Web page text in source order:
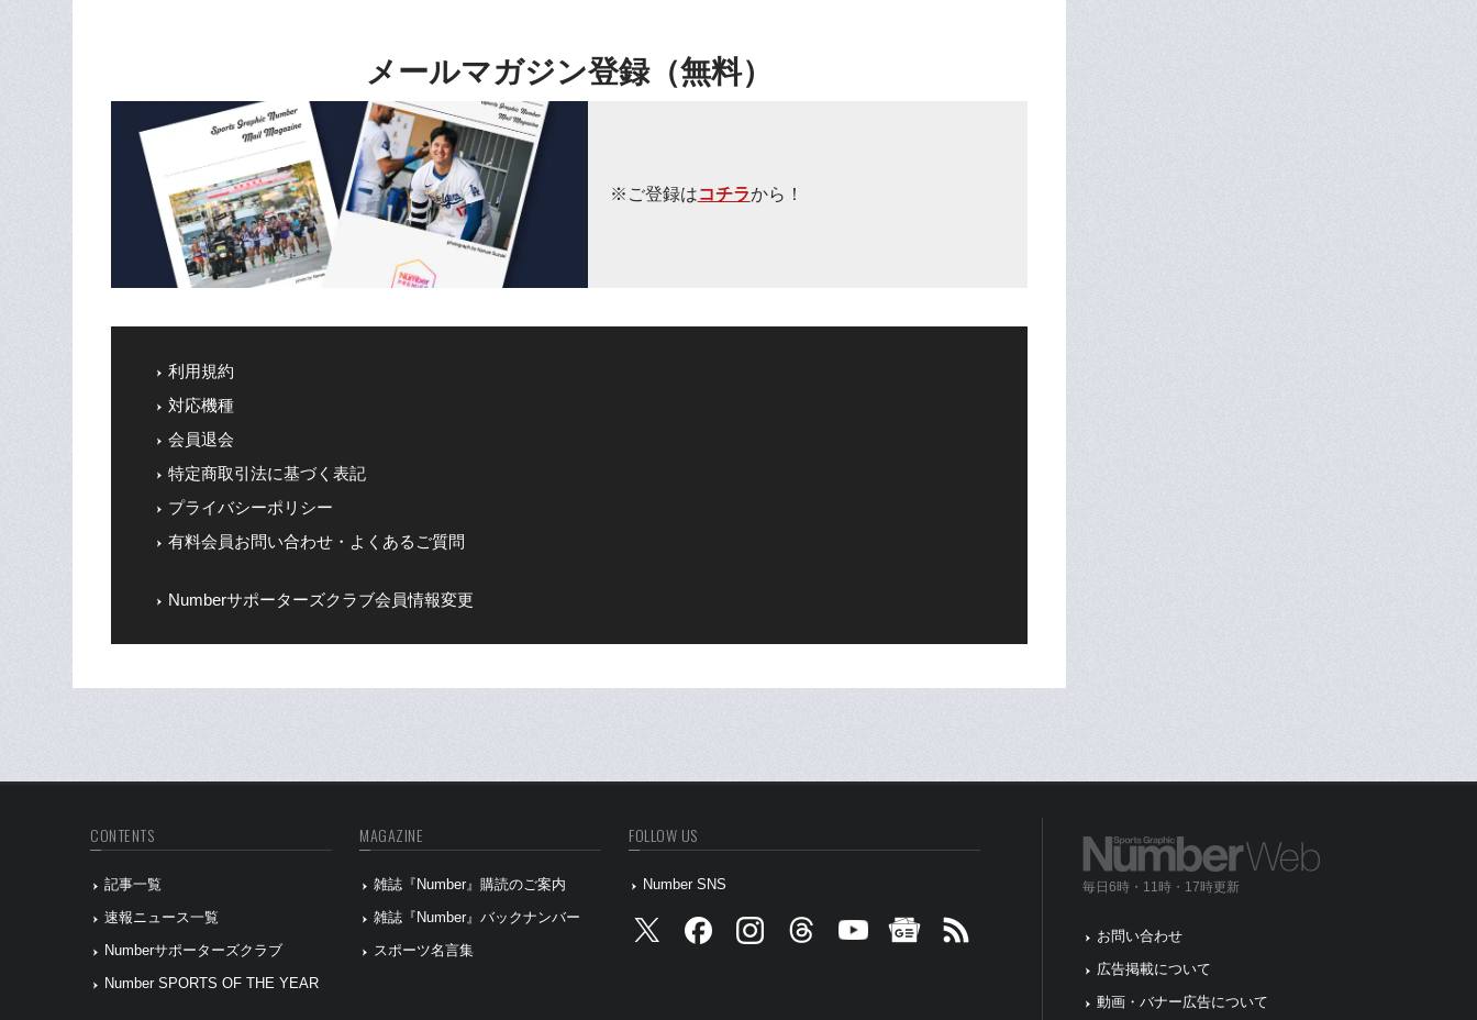
メールマガジン登録（無料）
※ご登録はコチラから！
利用規約
対応機種
会員退会
特定商取引法に基づく表記
プライバシーポリシー
有料会員お問い合わせ・よくあるご質問
Numberサポーターズクラブ会員情報変更
CONTENTS
記事一覧
速報ニュース一覧
Numberサポーターズクラブ
Number SPORTS OF THE YEAR
MAGAZINE
雑誌『Number』購読のご案内
雑誌『Number』バックナンバー
スポーツ名言集
FOLLOW US
Number SNS 毎日6時・11時・17時更新
お問い合わせ
広告掲載について
動画・バナー広告について